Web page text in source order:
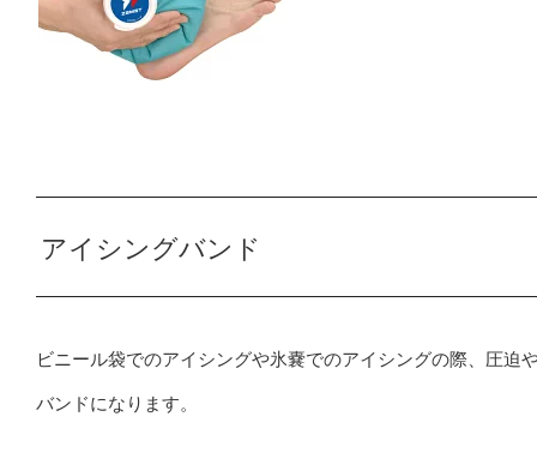
アイシングバンド
ビニール袋でのアイシングや氷嚢でのアイシングの際、圧
バンドになります。